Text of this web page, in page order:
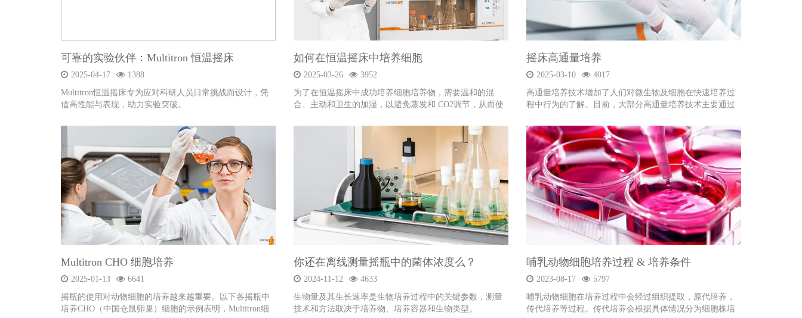
可靠的实验伙伴：Multitron 恒温摇床
2025-04-17
1388
Multitron恒温摇床专为应对科研人员日常挑战而设计，凭
借高性能与表现，助力实验突破。
如何在恒温摇床中培养细胞
2025-03-26
3952
为了在恒温摇床中成功培养细胞培养物，需要温和的混
合、主动和卫生的加湿，以避免蒸发和 CO2调节，从而使
摇床高通量培养
2025-03-10
4017
高通量培养技术增加了人们对微生物及细胞在快速培养过
程中行为的了解。目前，大部分高通量培养技术主要通过
Multitron CHO 细胞培养
2025-01-13
6641
摇瓶的使用对动物细胞的培养越来越重要。以下各摇瓶中
培养CHO（中国仓鼠卵巢）细胞的示例表明，Multitron细
你还在离线测量摇瓶中的菌体浓度么？
2024-11-12
4633
生物量及其生长速率是生物培养过程中的关键参数，测量
技术和方法取决于培养物、培养容器和生物类型。
哺乳动物细胞培养过程 & 培养条件
2023-08-17
5797
哺乳动物细胞在培养过程中会经过组织提取，原代培养，
传代培养等过程。传代培养会根据具体情况分为细胞株培